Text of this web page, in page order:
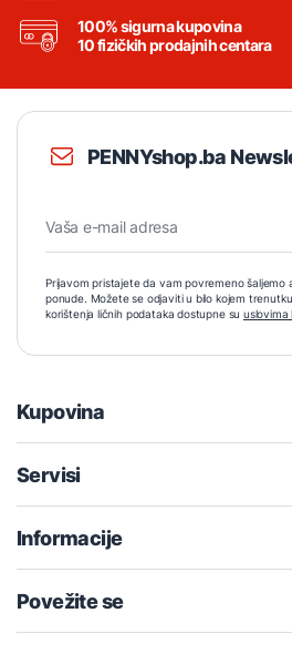
100% sigurna kupovina
10 fizičkih prodajnih centara
PENNYshop.ba
Prijavom pristajete da vam povremeno šaljemo
ponude. Možete se odjaviti u bilo kojem
korištenja ličnih podataka dostupne su uslovima
Kupovina
Servisi
Informacije
Povežite se